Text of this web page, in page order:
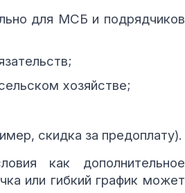
для МСБ и подрядчиков
хозяйстве;
скидка за предоплату).
как дополнительное
или гибкий график может